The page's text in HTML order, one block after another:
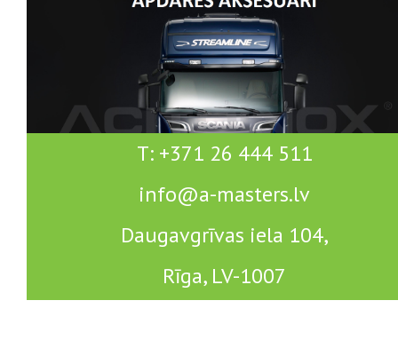
T: +371 26 444 511
info@a-masters.lv
Daugavgrīvas iela 104,
Rīga, LV-1007